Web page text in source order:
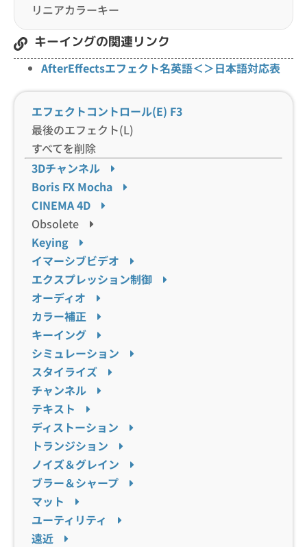
エフェクトコントロール(E) F3
最後のエフェクト(L)
すべてを削除
3Dチャンネル
Boris FX Mocha
CINEMA 4D
Obsolete
Keying
イマーシブビデオ
エクスプレッション制御
オーディオ
カラー補正
キーイング
シミュレーション
スタイライズ
チャンネル
テキスト
ディストーション
トランジション
ノイズ＆グレイン
ブラー＆シャープ
マット
ユーティリティ
遠近
リニアカラーキー
キーイングの関連リンク
AfterEffectsエフェクト名英語＜＞日本語対応表